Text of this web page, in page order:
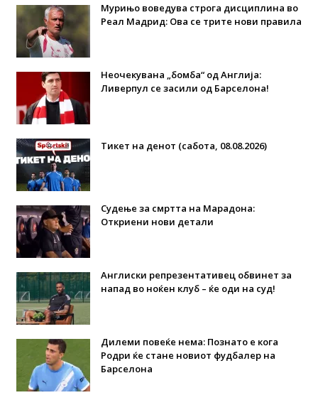
Мурињо воведува строга дисциплина во
Реал Мадрид: Ова се трите нови правила
Неочекувана „бомба“ од Англија:
Ливерпул се засили од Барселона!
Тикет на денот (сабота, 08.08.2026)
Судење за смртта на Марадона:
Откриени нови детали
Англиски репрезентативец обвинет за
напад во ноќен клуб – ќе оди на суд!
Дилеми повеќе нема: Познато е кога
Родри ќе стане новиот фудбалер на
Барселона